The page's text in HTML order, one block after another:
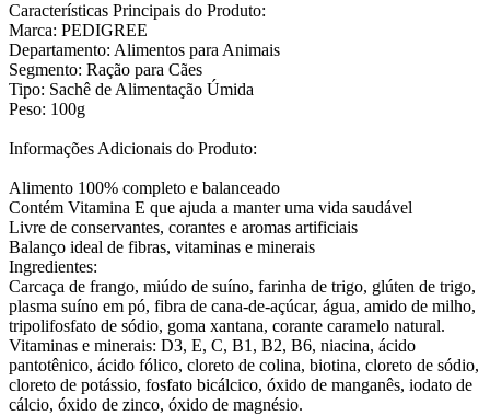
Características Principais do Produto:
Marca: PEDIGREE
Departamento: Alimentos para Animais
Segmento: Ração para Cães
Tipo: Sachê de Alimentação Úmida
Peso: 100g
Informações Adicionais do Produto:
Alimento 100% completo e balanceado
Contém Vitamina E que ajuda a manter uma vida saudável
Livre de conservantes, corantes e aromas artificiais
Balanço ideal de fibras, vitaminas e minerais
Ingredientes:
Carcaça de frango, miúdo de suíno, farinha de trigo, glúten de trigo,
plasma suíno em pó, fibra de cana-de-açúcar, água, amido de milho,
tripolifosfato de sódio, goma xantana, corante caramelo natural.
Vitaminas e minerais: D3, E, C, B1, B2, B6, niacina, ácido
pantotênico, ácido fólico, cloreto de colina, biotina, cloreto de sódio,
cloreto de potássio, fosfato bicálcico, óxido de manganês, iodato de
cálcio, óxido de zinco, óxido de magnésio.